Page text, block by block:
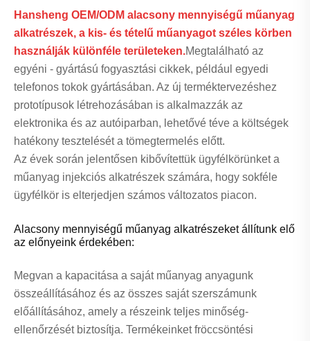
Hansheng OEM/ODM alacsony mennyiségű műanyag
alkatrészek, a kis- és tételű műanyagot széles körben
használják különféle területeken.Megtalálható az
egyéni - gyártású fogyasztási cikkek, például egyedi
telefonos tokok gyártásában. Az új terméktervezéshez
prototípusok létrehozásában is alkalmazzák az
elektronika és az autóiparban, lehetővé téve a költségek
hatékony tesztelését a tömegtermelés előtt.
Az évek során jelentősen kibővítettük ügyfélkörünket a
műanyag injekciós alkatrészek számára, hogy sokféle
ügyfélkör is elterjedjen számos változatos piacon.
Alacsony mennyiségű műanyag alkatrészeket állítunk elő
az előnyeink érdekében:
Megvan a kapacitása a saját műanyag anyagunk
összeállításához és az összes saját szerszámunk
előállításához, amely a részeink teljes minőség-
ellenőrzését biztosítja. Termékeinket fröccsöntési